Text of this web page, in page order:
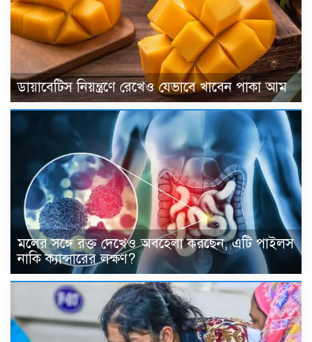
ডায়াবেটিস নিয়ন্ত্রণে রেখেও যেভাবে খাবেন পাকা আম
মলের সঙ্গে রক্ত দেখেও অবহেলা করছেন, এটি পাইলস
নাকি ক্যান্সারের লক্ষণ?